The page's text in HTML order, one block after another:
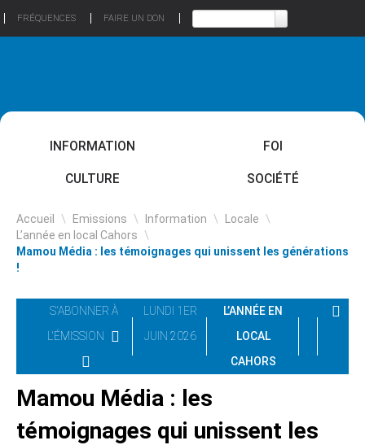
FRÉQUENCES FAIRE UN DON
INFORMATION FOI
CULTURE SOCIÉTÉ
Accueil \ Emissions \ Information \ Locale \
L’année en local Cahors \
Mamou Média : les témoignages qui unissent les générations
!
S'ABONNER À
L'ÉMISSION
LUNDI 1ER
JUIN 2026
L’ANNÉE EN
LOCAL
CAHORS
Mamou Média : les
témoignages qui unissent les